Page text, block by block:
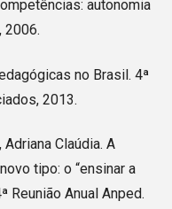
autonomia
2006.
no Brasil. 4ª
2013.
Claúdia. A
tipo: o “ensinar a
Reunião Anual Anped.